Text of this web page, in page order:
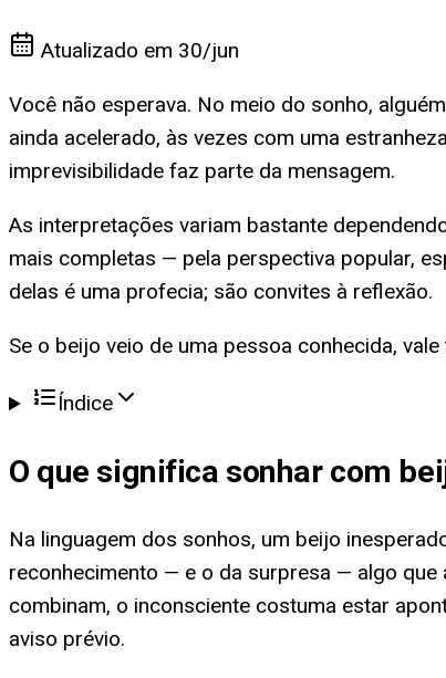
Atualizado em 30/jun
Você não esperava. No meio do sonho,
ainda acelerado, às vezes com uma
imprevisibilidade faz parte da mensagem.
As interpretações variam bastante
mais completas — pela perspectiva popular,
delas é uma profecia; são convites à reflexão.
Se o beijo veio de uma pessoa conhecida,
Índice
O que significa sonhar com
Na linguagem dos sonhos, um beijo
reconhecimento — e o da surpresa — algo
combinam, o inconsciente costuma estar
aviso prévio.